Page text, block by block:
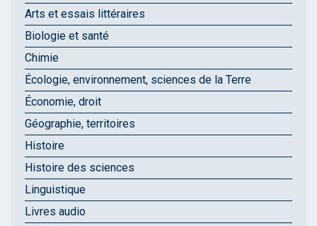
Arts et essais littéraires
Biologie et santé
Chimie
Écologie, environnement, sciences de la Terre
Économie, droit
Géographie, territoires
Histoire
Histoire des sciences
Linguistique
Livres audio